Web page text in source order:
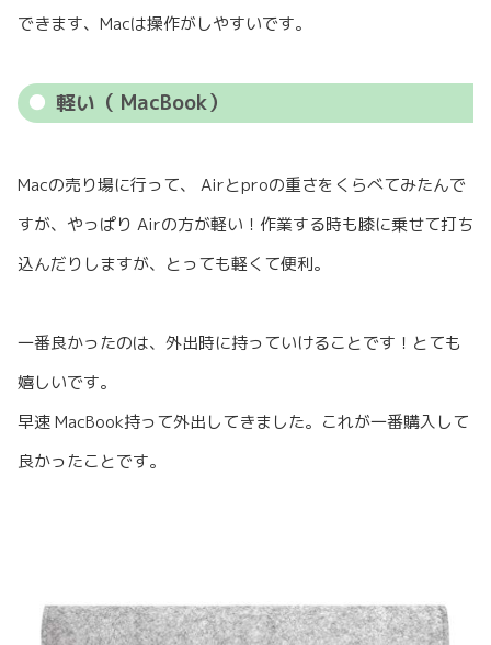
できます、Macは操作がしやすいです。
軽い（ MacBook）
Macの売り場に行って、 Airとproの重さをくらべてみたんで
すが、やっぱり Airの方が軽い！作業する時も膝に乗せて打ち
込んだりしますが、とっても軽くて便利。
一番良かったのは、外出時に持っていけることです！とても
嬉しいです。
早速 MacBook持って外出してきました。これが一番購入して
良かったことです。